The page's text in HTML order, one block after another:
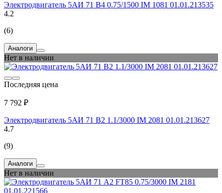
Электродвигатель 5АИ 71 В4 0.75/1500 IM 1081 01.01.213535
4.2
(6)
Аналоги
Нет в наличии
Последняя цена
7 792 ₽
Электродвигатель 5АИ 71 В2 1.1/3000 IM 2081 01.01.213627
4.7
(9)
Аналоги
Нет в наличии